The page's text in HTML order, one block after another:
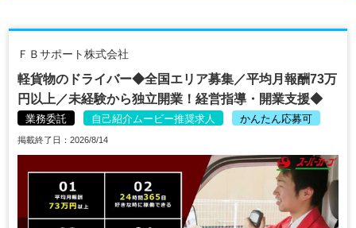
ＦＢサポート株式会社
軽貨物のドライバー◆全国エリア募集／平均月報酬73万
円以上／未経験から独立開業！経営指導・開業支援◆
業務委託 自己紹介ムービー推奨求人 かんたん応募可
掲載終了日：2026/8/14